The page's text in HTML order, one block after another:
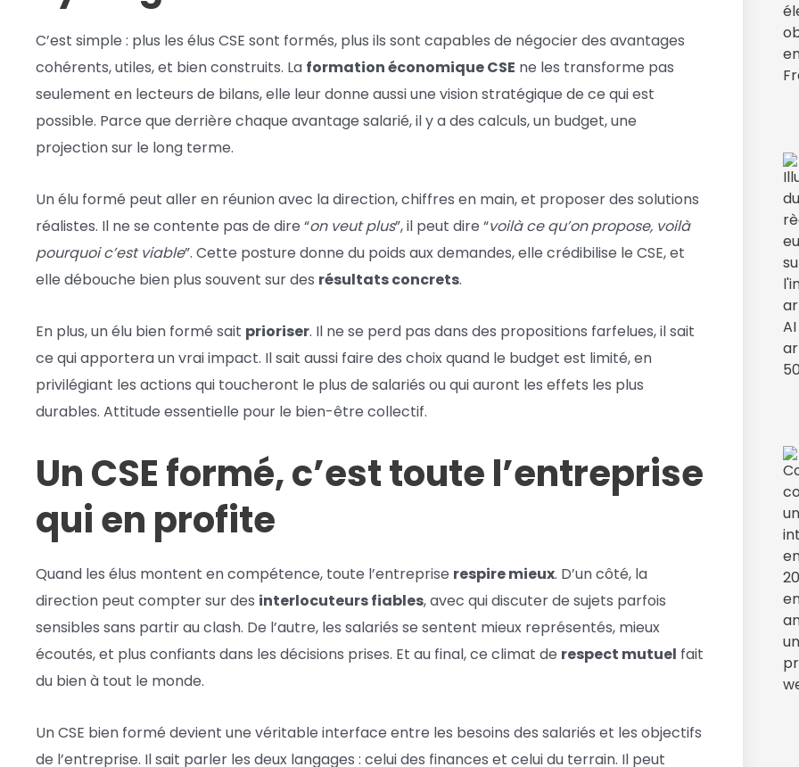
C’est simple : plus les élus CSE sont formés, plus ils sont capables de négocier des avantages
cohérents, utiles, et bien construits. La formation économique CSE ne les transforme pas
seulement en lecteurs de bilans, elle leur donne aussi une vision stratégique de ce qui est
possible. Parce que derrière chaque avantage salarié, il y a des calculs, un budget, une
projection sur le long terme.
Un élu formé peut aller en réunion avec la direction, chiffres en main, et proposer des solutions
réalistes. Il ne se contente pas de dire “on veut plus”, il peut dire “voilà ce qu’on propose, voilà
pourquoi c’est viable”. Cette posture donne du poids aux demandes, elle crédibilise le CSE, et
elle débouche bien plus souvent sur des résultats concrets.
En plus, un élu bien formé sait prioriser. Il ne se perd pas dans des propositions farfelues, il sait
ce qui apportera un vrai impact. Il sait aussi faire des choix quand le budget est limité, en
privilégiant les actions qui toucheront le plus de salariés ou qui auront les effets les plus
durables. Attitude essentielle pour le bien-être collectif.
Un CSE formé, c’est toute l’entreprise
qui en profite
Quand les élus montent en compétence, toute l’entreprise respire mieux. D’un côté, la
direction peut compter sur des interlocuteurs fiables, avec qui discuter de sujets parfois
sensibles sans partir au clash. De l’autre, les salariés se sentent mieux représentés, mieux
écoutés, et plus confiants dans les décisions prises. Et au final, ce climat de respect mutuel fait
du bien à tout le monde.
Un CSE bien formé devient une véritable interface entre les besoins des salariés et les objectifs
de l’entreprise. Il sait parler les deux langages : celui des finances et celui du terrain. Il peut